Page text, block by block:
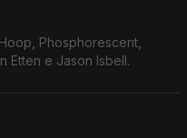
Phosphorescent,
Etten e Jason Isbell.